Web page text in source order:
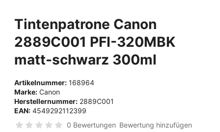
Tintenpatrone Canon
2889C001 PFI-320MBK
matt-schwarz 300ml
Artikelnummer: 168964
Marke: Canon
Herstellernummer: 2889C001
EAN: 4549292112399
0 Bewertungen Bewertung hinzufügen